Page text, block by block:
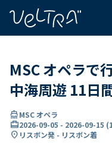
MSC オペラで
中海周遊 11日
directions_boatMSC オペラ
card_travel2026-09-05 - 2026-09-15 (
location_on リスボン発 - リスボン着